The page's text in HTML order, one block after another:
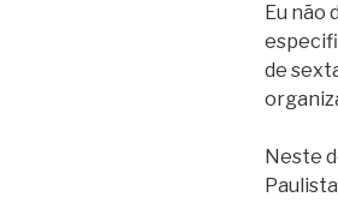
Eu não
de
Neste